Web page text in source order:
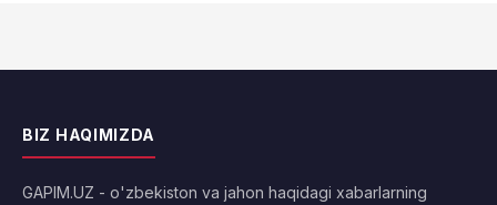
BIZ HAQIMIZDA
GAPIM.UZ - o'zbekiston va jahon haqidagi xabarlarning